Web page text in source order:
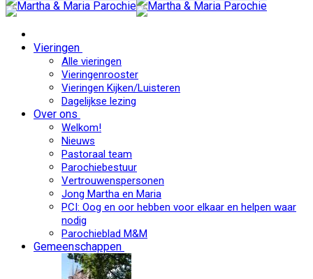
Vieringen
Alle vieringen
Vieringenrooster
Vieringen Kijken/Luisteren
Dagelijkse lezing
Over ons
Welkom!
Nieuws
Pastoraal team
Parochiebestuur
Vertrouwenspersonen
Jong Martha en Maria
PCI: Oog en oor hebben voor elkaar en helpen waar
nodig
Parochieblad M&M
Gemeenschappen